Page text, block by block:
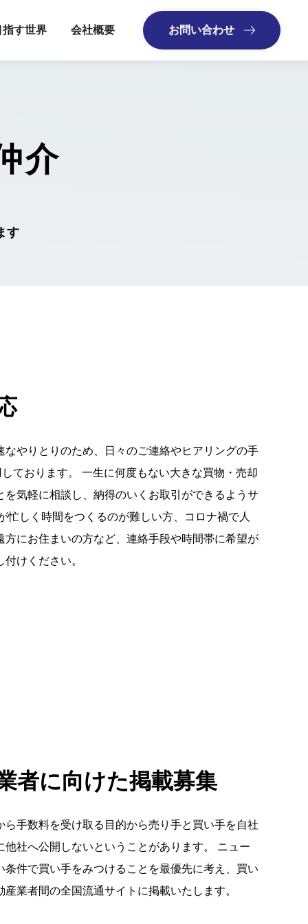
す世界 会社概要 お問い合わせ
介
す
なやりとりのため、日々のご連絡やヒアリングの手
ております。 一生に何度もない大きな買物・売却
を気軽に相談し、納得のいくお取引ができるようサ
忙しく時間をつくるのが難しい方、コロナ禍で人
方にお住まいの方など、連絡手段や時間帯に希望が
けください。
者に向けた掲載募集
ら手数料を受け取る目的から売り手と買い手を自社
社へ公開しないということがあります。 ニュー
条件で買い手をみつけることを最優先に考え、買い
業者間の全国流通サイトに掲載いたします。